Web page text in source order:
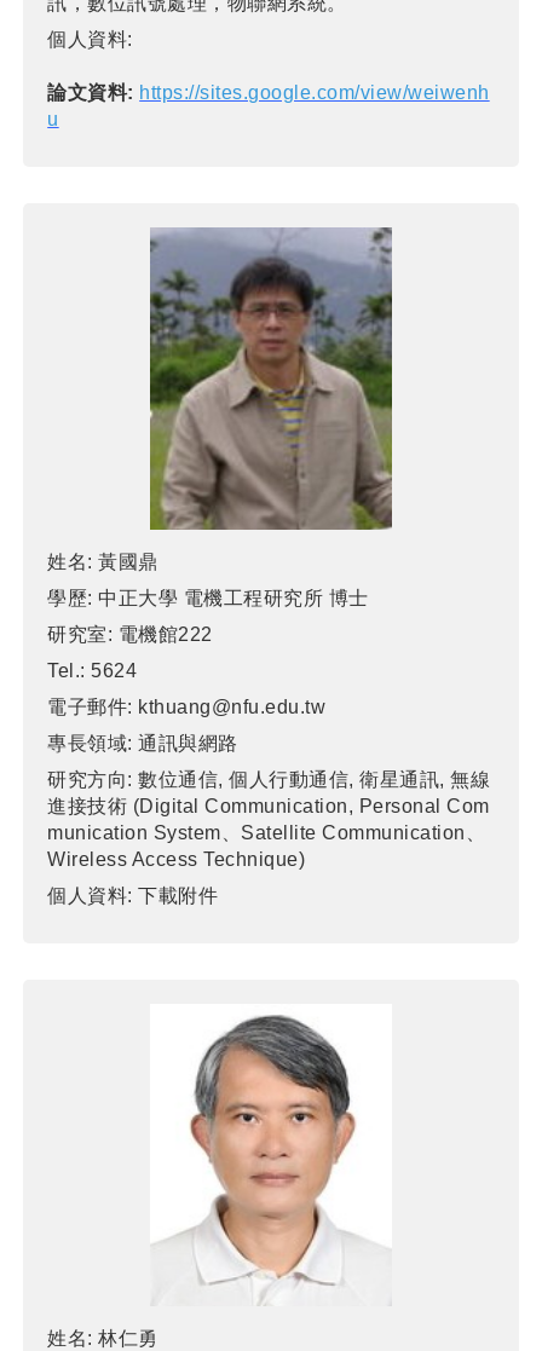
個人資料:
論文資料: https://sites.google.com/view/weiwenh
u
姓名: 黃國鼎
學歷: 中正大學 電機工程研究所 博士
研究室: 電機館222
Tel.: 5624
電子郵件: kthuang@nfu.edu.tw
專長領域: 通訊與網路
研究方向: 數位通信, 個人行動通信, 衛星通訊, 無線
進接技術 (Digital Communication, Personal Com
munication System、Satellite Communication、
Wireless Access Technique)
個人資料: 下載附件
姓名: 林仁勇